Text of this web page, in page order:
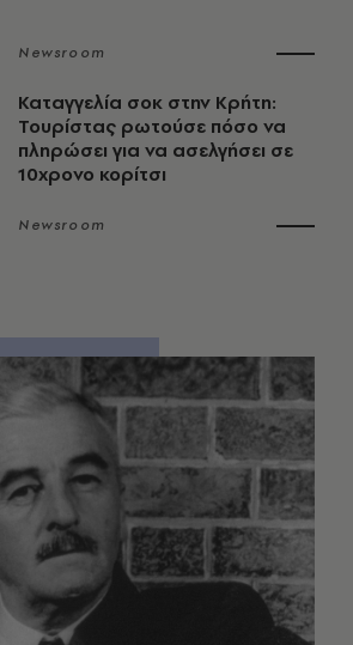
Newsroom
Καταγγελία σοκ στην Κρήτη:
Τουρίστας ρωτούσε πόσο να
πληρώσει για να ασελγήσει σε
10χρονο κορίτσι
Newsroom